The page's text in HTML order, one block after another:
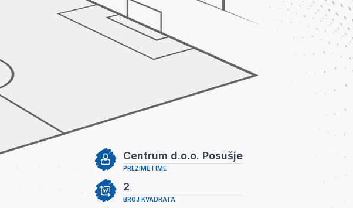
PREZIME I IME
Centrum d.o.o. Posušje
BROJ KVADRATA
2